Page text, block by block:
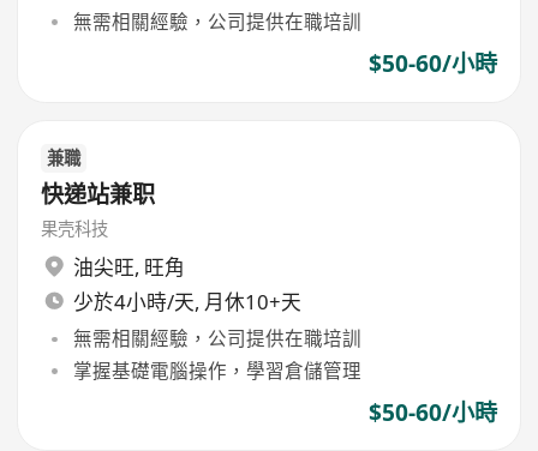
無需相關經驗，公司提供在職培訓
$50-60/小時
兼職
快递站兼职
果壳科技
油尖旺, 旺角
少於4小時/天, 月休10+天
無需相關經驗，公司提供在職培訓
掌握基礎電腦操作，學習倉儲管理
$50-60/小時